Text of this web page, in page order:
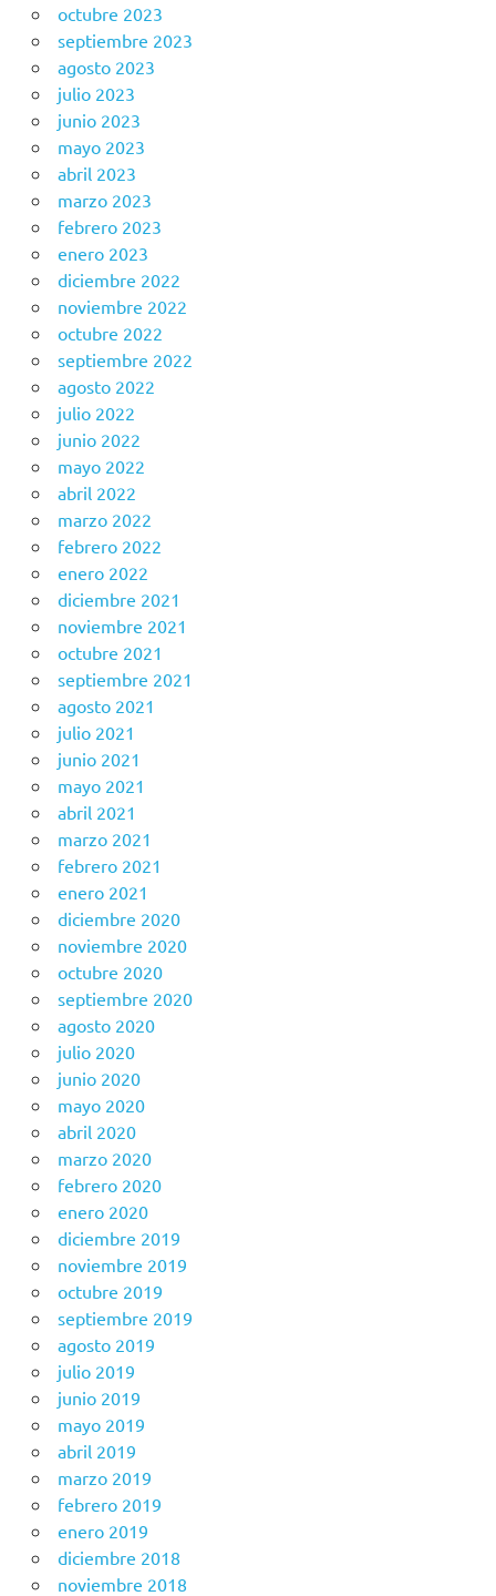
octubre 2023
septiembre 2023
agosto 2023
julio 2023
junio 2023
mayo 2023
abril 2023
marzo 2023
febrero 2023
enero 2023
diciembre 2022
noviembre 2022
octubre 2022
septiembre 2022
agosto 2022
julio 2022
junio 2022
mayo 2022
abril 2022
marzo 2022
febrero 2022
enero 2022
diciembre 2021
noviembre 2021
octubre 2021
septiembre 2021
agosto 2021
julio 2021
junio 2021
mayo 2021
abril 2021
marzo 2021
febrero 2021
enero 2021
diciembre 2020
noviembre 2020
octubre 2020
septiembre 2020
agosto 2020
julio 2020
junio 2020
mayo 2020
abril 2020
marzo 2020
febrero 2020
enero 2020
diciembre 2019
noviembre 2019
octubre 2019
septiembre 2019
agosto 2019
julio 2019
junio 2019
mayo 2019
abril 2019
marzo 2019
febrero 2019
enero 2019
diciembre 2018
noviembre 2018